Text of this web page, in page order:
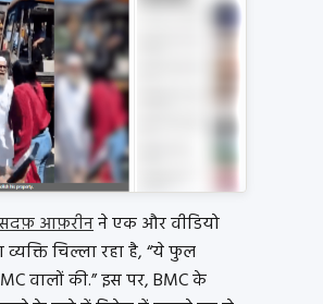
आफ़रीनने एक और वीडियो
चिल्ला रहा है, “ये फुल
वालों की.” इस पर, BMC के